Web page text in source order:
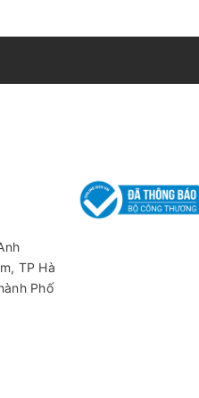
thời gian dài.
TP Hà
Phố